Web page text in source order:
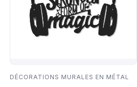
DÉCORATIONS MURALES EN MÉTAL